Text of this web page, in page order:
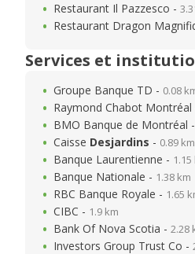
Restaurant Il Pazzesco -
Restaurant Dragon
Services et
Groupe Banque TD - 0.08
Raymond Chabot Montréal
BMO Banque de Montréal -
Caisse Desjardins - 0.89 km
Banque Laurentienne -
Banque Nationale - 1.38 km
RBC Banque Royale - 1.65
CIBC - 1.9 km
Bank Of Nova Scotia - 2.28
Investors Group Trust Co -